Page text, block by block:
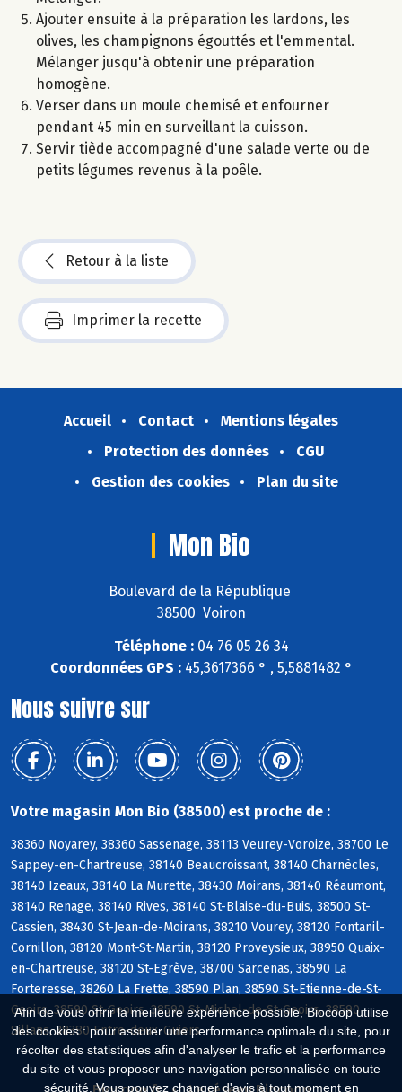
Afin de vous offrir la meilleure expérience possible, Biocoop utilise
des cookies : pour assurer une performance optimale du site, pour
récolter des statistiques afin d'analyser le trafic et la performance
du site et vous proposer une navigation personnalisée en toute
sécurité. Vous pouvez changer d'avis à tout moment en
Ajouter ensuite à la préparation les lardons, les
olives, les champignons égouttés et l'emmental.
Mélanger jusqu'à obtenir une préparation
homogène.
Verser dans un moule chemisé et enfourner
pendant 45 min en surveillant la cuisson.
Servir tiède accompagné d'une salade verte ou de
petits légumes revenus à la poêle.
Retour à la liste
Imprimer la recette
Accueil Contact
Mentions légales
Protection des données
CGU
Gestion des cookies
Plan du site
Mon Bio
Boulevard de la République
38500 Voiron
Téléphone :04 76 05 26 34
Coordonnées GPS :45,3617366 ° , 5,5881482 °
Nous suivre sur
Votre magasin Mon Bio (38500) est proche de :
38360 Noyarey, 38360 Sassenage, 38113 Veurey-Voroize, 38700 Le
Sappey-en-Chartreuse, 38140 Beaucroissant, 38140 Charnècles,
38140 Izeaux, 38140 La Murette, 38430 Moirans, 38140 Réaumont,
38140 Renage, 38140 Rives, 38140 St-Blaise-du-Buis, 38500 St-
Cassien, 38430 St-Jean-de-Moirans, 38210 Vourey, 38120 Fontanil-
Cornillon, 38120 Mont-St-Martin, 38120 Proveysieux, 38950 Quaix-
en-Chartreuse, 38120 St-Egrève, 38700 Sarcenas, 38590 La
Forteresse, 38260 La Frette, 38590 Plan, 38590 St-Etienne-de-St-
Geoirs, 38590 St-Geoirs, 38590 St-Michel-de-St-Geoirs, 38590
Sillans, 38380 Entre-deux-Guiers